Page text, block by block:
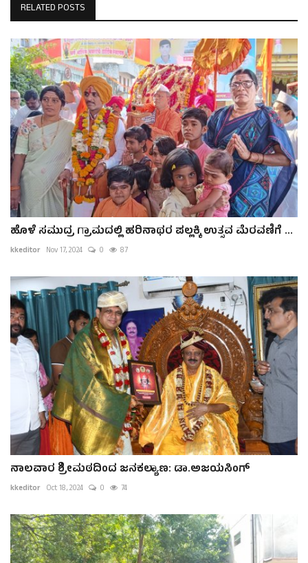
RELATED POSTS
ಹೊಳೆ ಸಮುದ್ರ ಗ್ರಾಮದಲ್ಲಿ ಹರಿನಾಥರ ಪಲ್ಲಕ್ಕಿ ಉತ್ಸವ ಮೆರವಣಿಗೆ ...
kkeditor Nov 17, 2024 0 87
ನಾಲವಾರ ಶ್ರೀಮಠದಿಂದ ಜನಕಲ್ಯಾಣ: ಡಾ.ಅಜಯಸಿಂಗ್
kkeditor Oct 18, 2024 0 74